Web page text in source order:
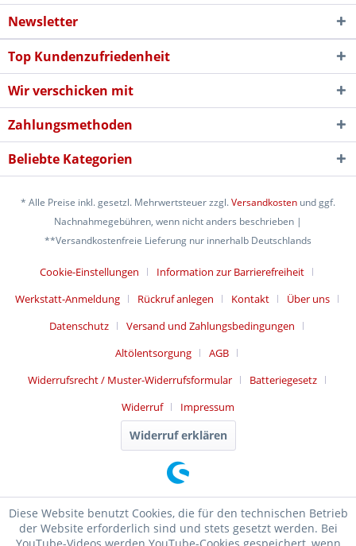
Newsletter
Top Kundenzufriedenheit
Wir verschicken mit
Zahlungsmethoden
Beliebte Kategorien
* Alle Preise inkl. gesetzl. Mehrwertsteuer zzgl.Versandkosten und ggf.
Nachnahmegebühren, wenn nicht anders beschrieben |
**Versandkostenfreie Lieferung nur innerhalb Deutschlands
Cookie-Einstellungen
Information zur Barrierefreiheit
Werkstatt-Anmeldung
Rückruf anlegen Kontakt
Über uns
Datenschutz
Versand und Zahlungsbedingungen
Altölentsorgung
AGB
Widerrufsrecht / Muster-Widerrufsformular
Batteriegesetz
Widerruf
Impressum
Widerruf erklären
Diese Website benutzt Cookies, die für den technischen Betrieb
der Website erforderlich sind und stets gesetzt werden. Bei